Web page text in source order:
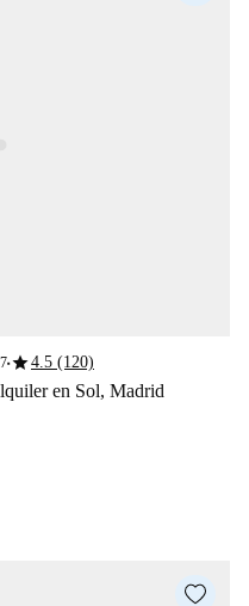
■star4.5 (120)
en Sol, Madrid